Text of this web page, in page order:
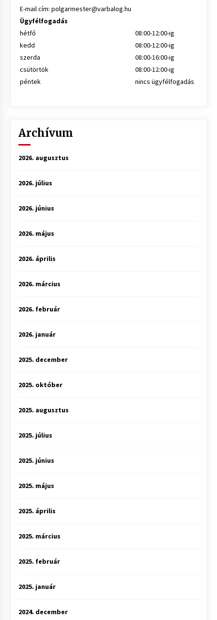
E-mail cím: polgarmester@varbalog.hu
Ügyfélfogadás
hétfő
08:00-12:00-ig
kedd
08:00-12:00-ig
szerda
08:00-16:00-ig
csütörtök
08:00-12:00-ig
péntek
nincs ügyfélfogadás
Archívum
2026. augusztus
2026. július
2026. június
2026. május
2026. április
2026. március
2026. február
2026. január
2025. december
2025. október
2025. augusztus
2025. július
2025. június
2025. május
2025. április
2025. március
2025. február
2025. január
2024. december